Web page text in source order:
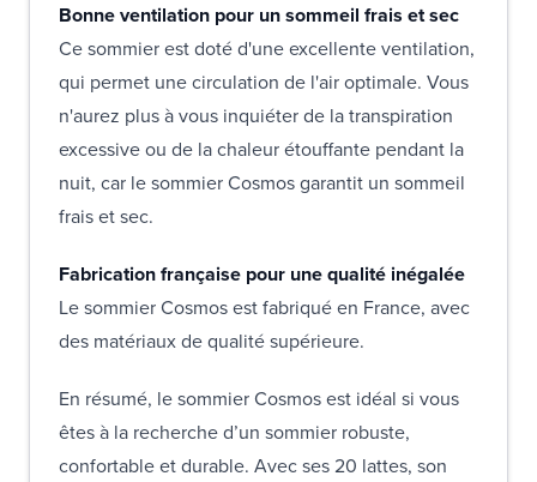
Bonne ventilation pour un sommeil frais et sec
Ce sommier est doté d'une excellente ventilation,
qui permet une circulation de l'air optimale. Vous
n'aurez plus à vous inquiéter de la transpiration
excessive ou de la chaleur étouffante pendant la
nuit, car le sommier Cosmos garantit un sommeil
frais et sec.
Fabrication française pour une qualité inégalée
Le sommier Cosmos est fabriqué en France, avec
des matériaux de qualité supérieure.
En résumé, le sommier Cosmos est idéal si vous
êtes à la recherche d’un sommier robuste,
confortable et durable. Avec ses 20 lattes, son